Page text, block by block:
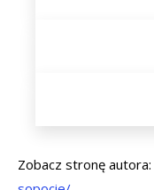
Zobacz stronę autora: